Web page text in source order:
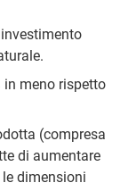
meno rispetto
(compresa
di aumentare
dimensioni